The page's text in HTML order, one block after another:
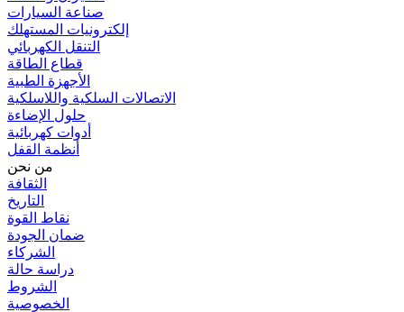
صناعة السيارات
إلكترونيات المستهلك
التنقل الكهربائي
قطاع الطاقة
الأجهزة الطبية
الاتصالات السلكية واللاسلكية
حلول الإضاءة
أدوات كهربائية
أنظمة القفل
من نحن
الثقافة
التاريخ
نقاط القوة
ضمان الجودة
الشركاء
دراسة حالة
الشروط
الخصوصية